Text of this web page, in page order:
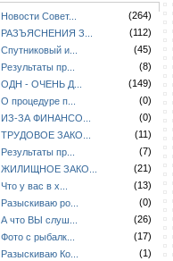
Новости Совет...
(264)
РАЗЪЯСНЕНИЯ З...
(112)
Спутниковый и...
(45)
Результаты пр...
(8)
ОДН - ОЧЕНЬ Д...
(149)
О процедуре п...
(0)
ИЗ-ЗА ФИНАНСО...
(0)
ТРУДОВОЕ ЗАКО...
(11)
Результаты пр...
(7)
ЖИЛИЩНОЕ ЗАКО...
(21)
Что у вас в х...
(13)
Разыскиваю ро...
(0)
А что ВЫ слуш...
(26)
Фото с рыбалк...
(17)
Разыскиваю Ко...
(1)